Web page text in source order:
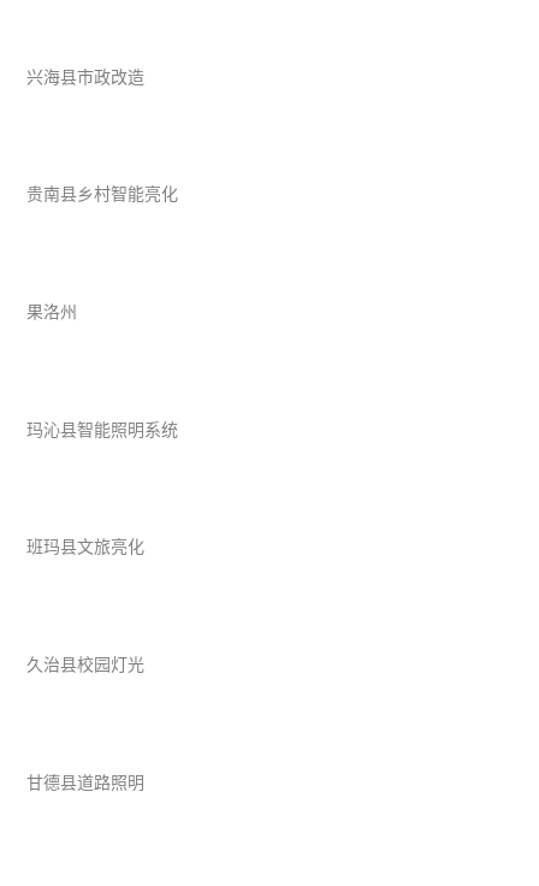
兴海县市政改造
贵南县乡村智能亮化
果洛州
玛沁县智能照明系统
班玛县文旅亮化
久治县校园灯光
甘德县道路照明